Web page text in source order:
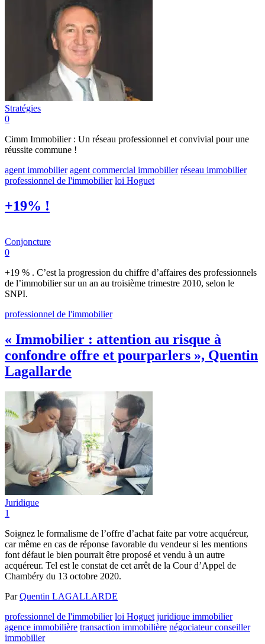
Stratégies
0
Cimm Immobilier : Un réseau professionnel et convivial pour une
réussite commune !
agent immobilier agent commercial immobilier réseau immobilier
professionnel de l'immobilier loi Hoguet
+19% !
Conjoncture
0
+19 % . C’est la progression du chiffre d’affaires des professionnels
de l’immobilier sur un an au troisième trimestre 2010, selon le
SNPI.
professionnel de l'immobilier
« Immobilier : attention au risque à
confondre offre et pourparlers », Quentin
Lagallarde
Juridique
1
Soignez le formalisme de l’offre d’achat faite par votre acquéreur,
car même en cas de réponse favorable du vendeur si les mentions
font défaut le bien pourrait être proposé et vendu à un autre
acquéreur. Tel est le constat de cet arrêt de la Cour d’Appel de
Chambéry du 13 octobre 2020.
ParQuentin LAGALLARDE
professionnel de l'immobilier loi Hoguet juridique immobilier
agence immobilière transaction immobilière négociateur conseiller
immobilier